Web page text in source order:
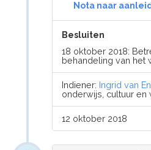
Nota naar
Besluiten
18 oktober 2018:
behandeling van het
Indiener: Ingrid van
onderwijs, cultuur en
12 oktober 2018